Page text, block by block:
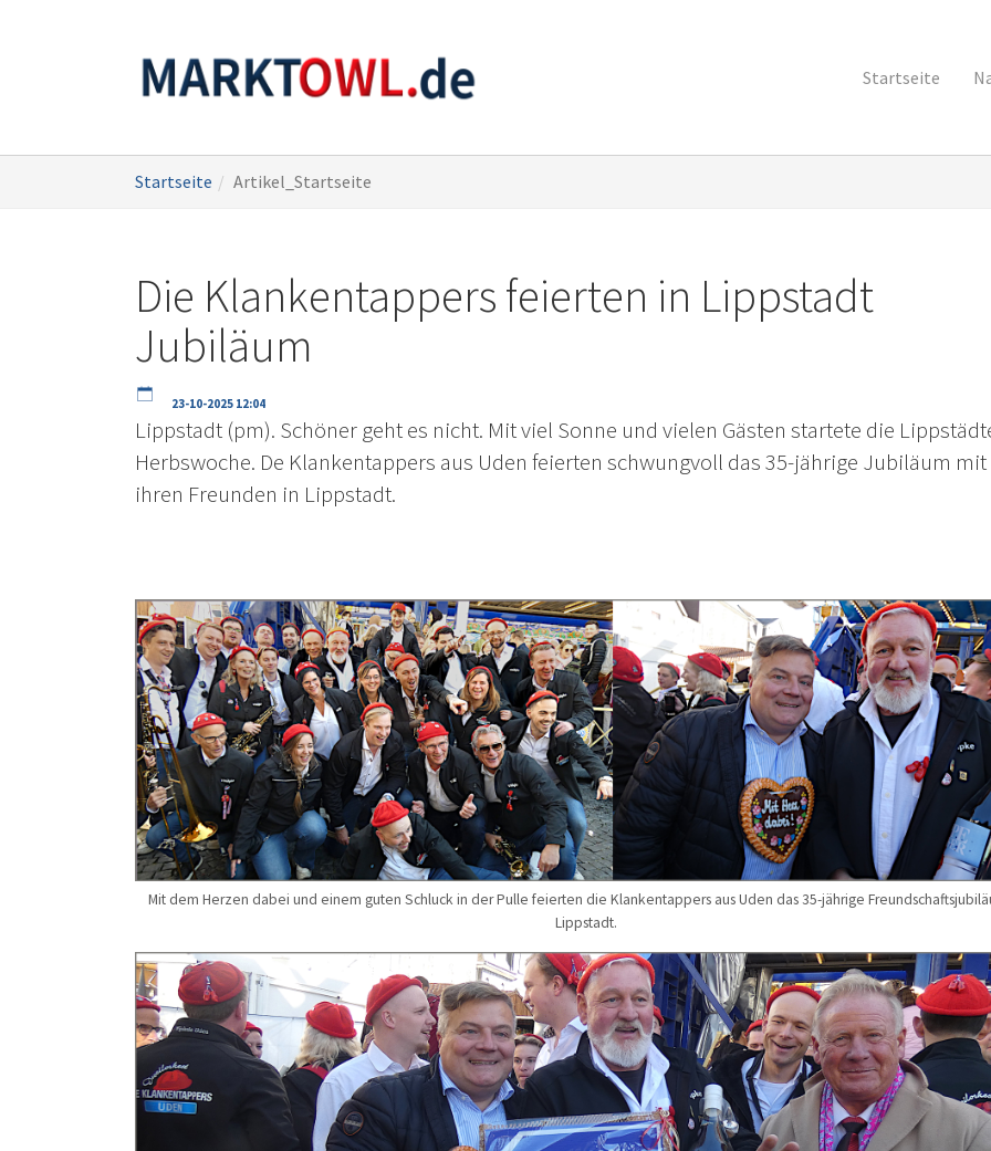
Startseite
sind
Startseite Artikel_Startseite
Die Klankentappers feierten in Lippstadt
Jubiläum
23-10-2025 12:04
Lippstadt (pm). Schöner geht es nicht. Mit viel Sonne und vielen Gästen startete die
Herbswoche. De Klankentappers aus Uden feierten schwungvoll das 35-jährige Jubiläum mit
ihren Freunden in Lippstadt.
Mit dem Herzen dabei und einem guten Schluck in der Pulle feierten die Klankentappers aus Uden das 35-jährige
Lippstadt.